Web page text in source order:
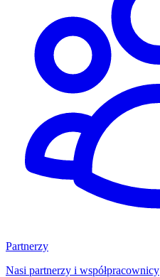
Partnerzy
Nasi partnerzy i współpracownicy